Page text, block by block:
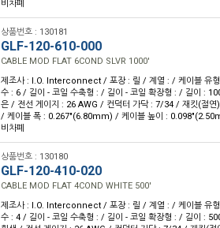
비차폐
상품번호 : 130181
GLF-120-610-000
CABLE MOD FLAT 6COND SLVR 1000'
제조사 : I.O. Interconnect / 포장 : 릴 / 계열 : / 케이블 유형
수 : 6 / 길이 - 코일 수축형 : / 길이 - 코일 확장형 : / 길이 :
은 / 전선 게이지 : 26 AWG / 컨덕터 가닥 : 7/34 / 재킷(절연
/ 케이블 폭 : 0.267"(6.80mm) / 케이블 높이 :
비차폐
상품번호 : 130180
GLF-120-410-020
CABLE MOD FLAT 4COND WHITE 500'
제조사 : I.O. Interconnect / 포장 : 릴 / 계열 : / 케이블 유형
수 : 4 / 길이 - 코일 수축형 : / 길이 - 코일 확장형 : / 길이 :